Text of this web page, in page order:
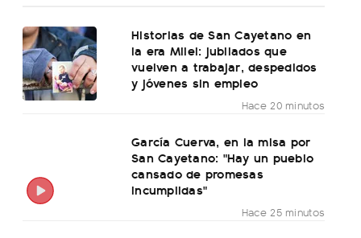
Historias de San Cayetano en
la era Milei: jubilados que
vuelven a trabajar, despedidos
y jóvenes sin empleo
Hace 20 minutos
García Cuerva, en la misa por
San Cayetano: "Hay un pueblo
cansado de promesas
incumplidas"
Hace 25 minutos